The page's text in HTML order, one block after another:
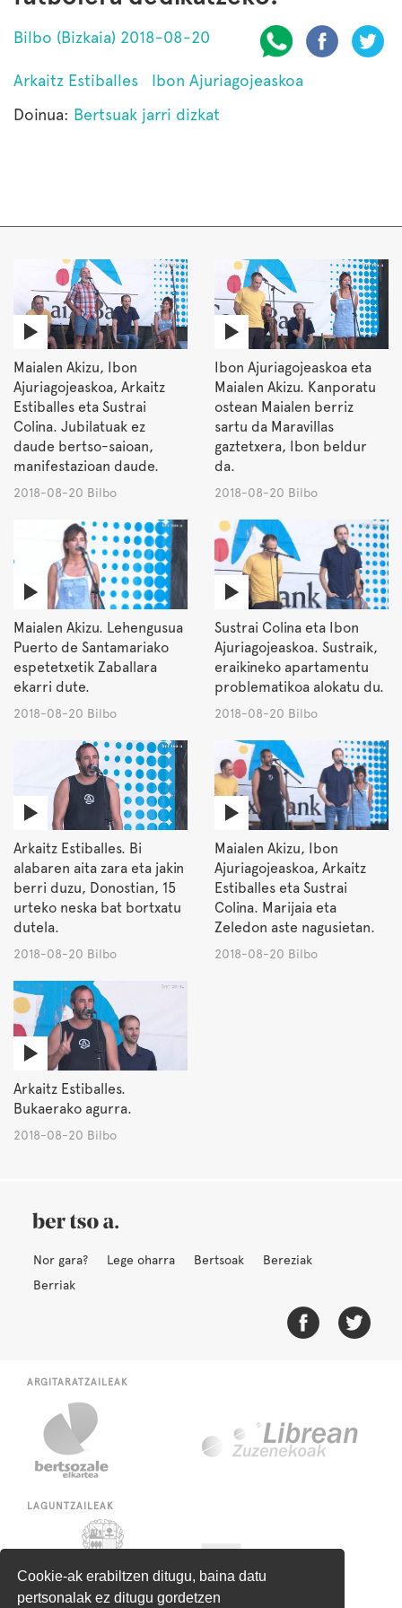
Cookie-ak erabiltzen ditugu, baina datu
pertsonalak ez ditugu gordetzen
Bilbo (Bizkaia) 2018-08-20
Arkaitz Estiballes
Ibon Ajuriagojeaskoa
Doinua: Bertsuak jarri dizkat
Maialen Akizu, Ibon
Ajuriagojeaskoa, Arkaitz
Estiballes eta Sustrai
Colina. Jubilatuak ez
daude bertso-saioan,
manifestazioan daude.
2018-08-20 Bilbo
Ibon Ajuriagojeaskoa eta
Maialen Akizu. Kanporatu
ostean Maialen berriz
sartu da Maravillas
gaztetxera, Ibon beldur
da.
2018-08-20 Bilbo
Maialen Akizu. Lehengusua
Puerto de Santamariako
espetetxetik Zaballara
ekarri dute.
2018-08-20 Bilbo
Sustrai Colina eta Ibon
Ajuriagojeaskoa. Sustraik,
eraikineko apartamentu
problematikoa alokatu du.
2018-08-20 Bilbo
Arkaitz Estiballes. Bi
alabaren aita zara eta jakin
berri duzu, Donostian, 15
urteko neska bat bortxatu
dutela.
2018-08-20 Bilbo
Maialen Akizu, Ibon
Ajuriagojeaskoa, Arkaitz
Estiballes eta Sustrai
Colina. Marijaia eta
Zeledon aste nagusietan.
2018-08-20 Bilbo
Arkaitz Estiballes.
Bukaerako agurra.
2018-08-20 Bilbo
Nor gara? Lege oharra Bertsoak
Bereziak
Berriak
ARGITARATZAILEAK
LAGUNTZAILEAK